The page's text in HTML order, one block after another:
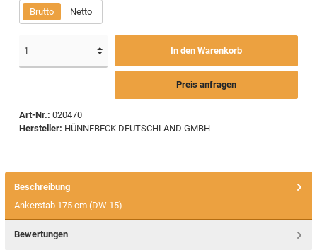
Brutto Netto
In den Warenkorb
Preis anfragen
Art-Nr.: 020470
Hersteller: HÜNNEBECK DEUTSCHLAND GMBH
Beschreibung
Ankerstab 175 cm (DW 15)
Bewertungen